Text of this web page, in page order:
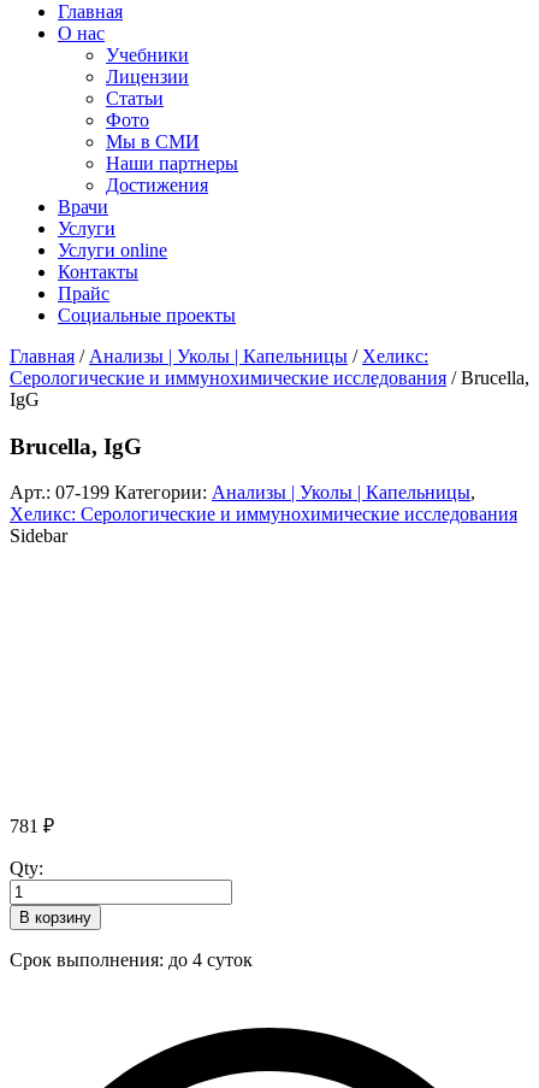
Главная
О нас
Учебники
Лицензии
Статьи
Фото
Мы в СМИ
Наши партнеры
Достижения
Врачи
Услуги
Услуги online
Контакты
Прайс
Социальные проекты
Главная / Анализы | Уколы | Капельницы / Хеликс:
Серологические и иммунохимические исследования / Brucella,
IgG
Brucella, IgG
Арт.: 07-199 Категории: Анализы | Уколы | Капельницы,
Хеликс: Серологические и иммунохимические исследования
Sidebar
781 ₽
Qty:
В корзину
Срок выполнения: до 4 суток